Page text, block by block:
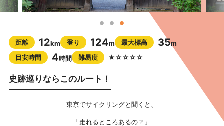
距離 12km 登り 124m 最大標高 35m
目安時間
4時間 難易度 ★☆☆☆☆
史跡巡りならこのルート！
東京でサイクリングと聞くと、
「走れるところあるの？」